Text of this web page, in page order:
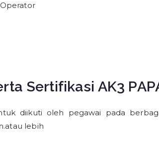
Sertifikasi AK3
diikuti oleh pegawai pada
lebih